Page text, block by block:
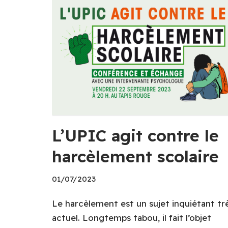
L’UPIC agit contre le
harcèlement scolaire
01/07/2023
Le harcèlement est un sujet inquiétant
actuel. Longtemps tabou, il fait l’objet